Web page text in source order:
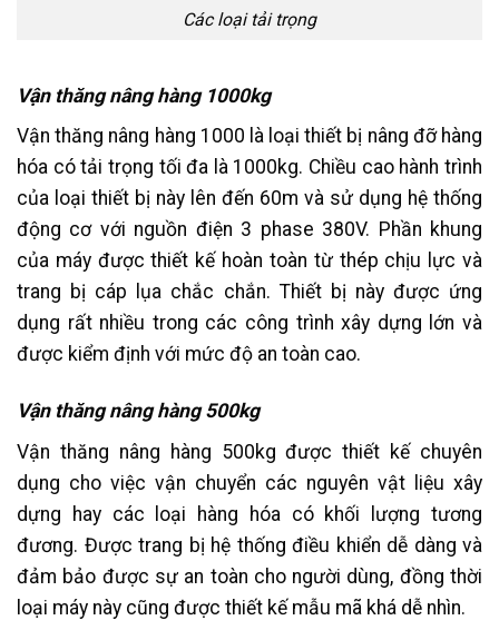
Các loại tải trọng
Vận thăng nâng hàng 1000kg
Vận thăng nâng hàng 1000 là loại thiết bị nâng đỡ hàng
hóa có tải trọng tối đa là 1000kg. Chiều cao hành trình
của loại thiết bị này lên đến 60m và sử dụng hệ thống
động cơ với nguồn điện 3 phase 380V. Phần khung
của máy được thiết kế hoàn toàn từ thép chịu lực và
trang bị cáp lụa chắc chắn. Thiết bị này được ứng
dụng rất nhiều trong các công trình xây dựng lớn và
được kiểm định với mức độ an toàn cao.
Vận thăng nâng hàng 500kg
Vận thăng nâng hàng 500kg được thiết kế chuyên
dụng cho việc vận chuyển các nguyên vật liệu xây
dựng hay các loại hàng hóa có khối lượng tương
đương. Được trang bị hệ thống điều khiển dễ dàng và
đảm bảo được sự an toàn cho người dùng, đồng thời
loại máy này cũng được thiết kế mẫu mã khá dễ nhìn.